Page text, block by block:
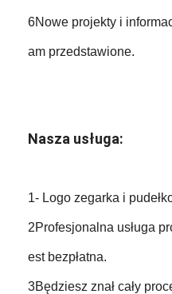
6Nowe projekty i
am przedstawione.
Nasza usługa:
1- Logo zegarka i
2Profesjonalna usługa
est bezpłatna.
3Będziesz znał cały